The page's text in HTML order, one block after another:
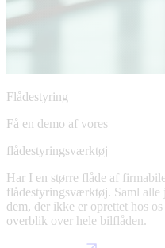
Flådestyring
Få en demo af vores
flådestyringsværktøj
Har I en større flåde af
flådestyringsværktøj. Saml alle
dem, der ikke er oprettet hos
overblik over hele bilflåden.